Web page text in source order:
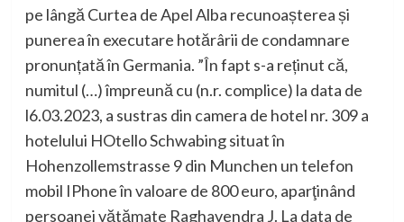
pe lângă Curtea de Apel Alba recunoașterea și
punerea în executare hotărârii de condamnare
pronunțată în Germania. ”În fapt s-a reținut că,
numitul (…) împreună cu (n.r. complice) la data de
l6.03.2023, a sustras din camera de hotel nr. 309 a
hotelului HOtello Schwabing situat în
Hohenzollemstrasse 9 din Munchen un telefon
mobil IPhone în valoare de 800 euro, aparţinând
persoanei vătămate Raghavendra J. La data de